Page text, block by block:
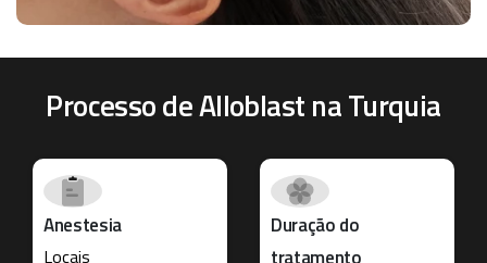
Processo de Alloblast na Turquia
Anestesia
Locais
Duração do
tratamento